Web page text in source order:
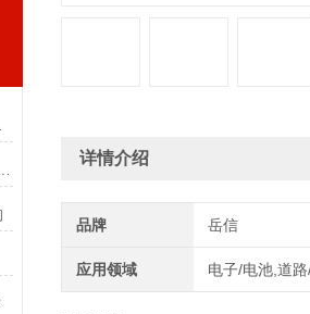
详情介绍
品牌 岳信
应用领域 电子/电池,道